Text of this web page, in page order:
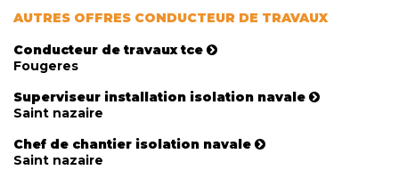
AUTRES OFFRES CONDUCTEUR DE TRAVAUX
Conducteur de travaux tce
Fougeres
Superviseur installation isolation navale
Saint nazaire
Chef de chantier isolation navale
Saint nazaire